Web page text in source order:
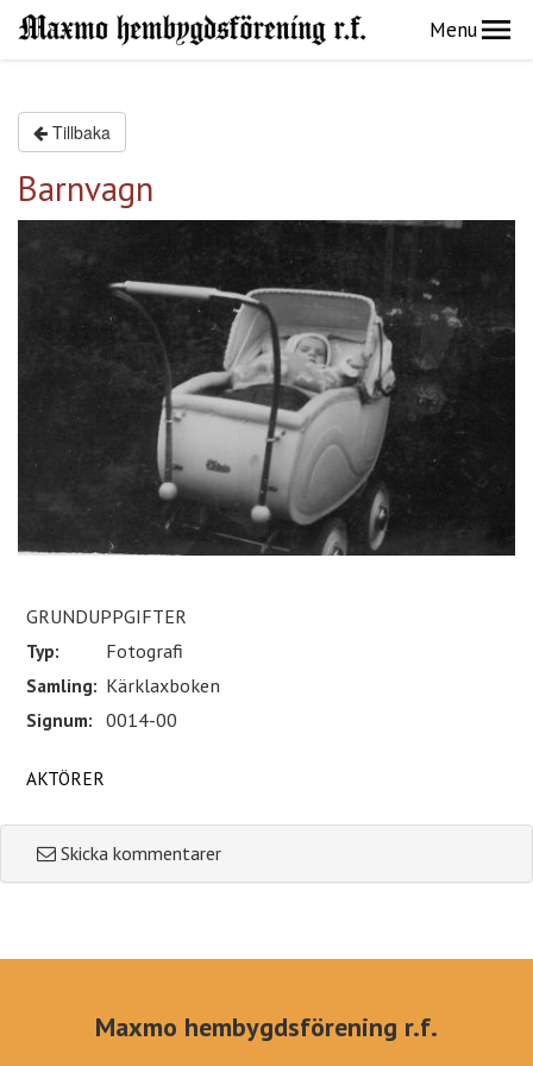
Menu
Tillbaka
Barnvagn
GRUNDUPPGIFTER
Typ:
Fotografi
Samling: Kärklaxboken
Signum: 0014-00
AKTÖRER
Skicka kommentarer
Maxmo hembygdsförening r.f.